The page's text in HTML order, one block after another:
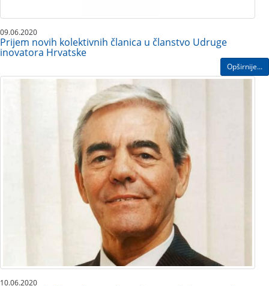
09.06.2020
Prijem novih kolektivnih članica u članstvo Udruge
inovatora Hrvatske
Opširnije...
10.06.2020